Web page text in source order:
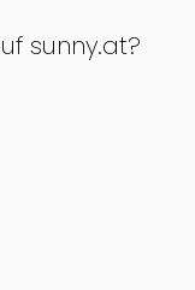
sunny.at?